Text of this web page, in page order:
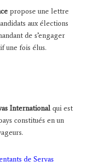
propose une lettre
aux élections
de s’engager
une fois élus.
International qui est
constitués en un
de Servas